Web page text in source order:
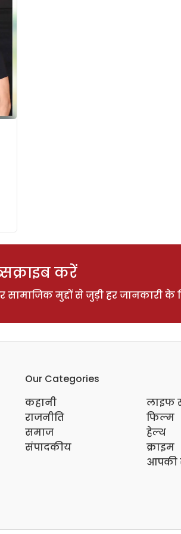
करें
सामाजिक मुद्दों से जुड़ी हर जानकारी के
Our Categories
कहानी
राजनीति
समाज
संपादकीय
लाइफ
फिल्म
हेल्थ
क्राइम
आपकी